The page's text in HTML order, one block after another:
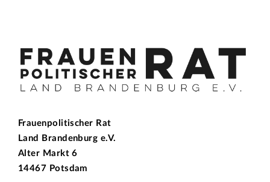
Frauenpolitischer Rat
Land Brandenburg e.V.
Alter Markt 6
14467 Potsdam